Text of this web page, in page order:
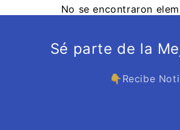
No se encontraron
Sé parte de la
👇Recibe